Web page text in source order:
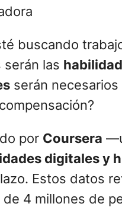
buscando
las
serán
por Coursera
digitales y
Estos datos
de 4 millones de